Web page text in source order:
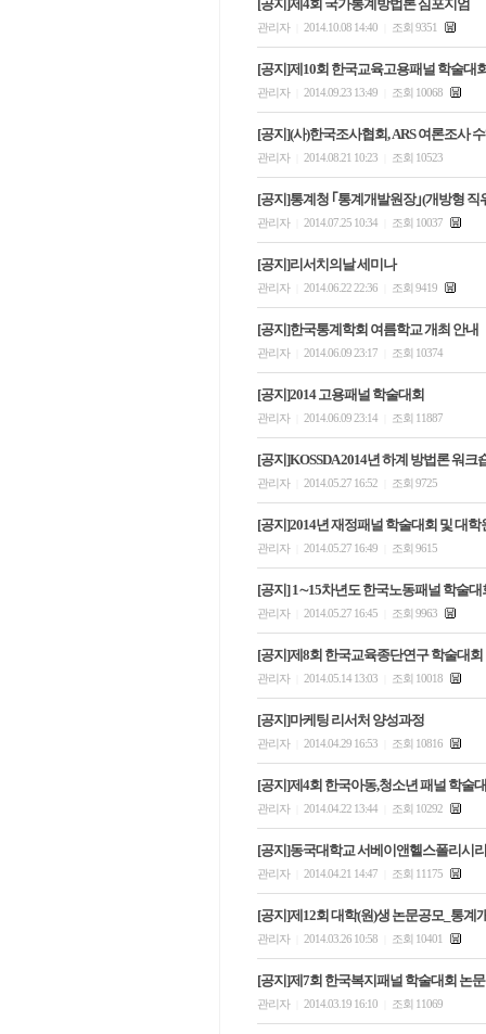
[공지]제4회 국가통계방법론 심포지엄
관리자 2014.10.08 14:40 조회 9351
[공지]제10회 한국교육고용패널 학술대
관리자 2014.09.23 13:49 조회 10068
[공지](사)한국조사협회, ARS 여론조사
관리자 2014.08.21 10:23 조회 10523
[공지]통계청 ｢통계개발원장｣(개방형 직
관리자 2014.07.25 10:34 조회 10037
[공지]리서치의날 세미나
관리자 2014.06.22 22:36 조회 9419
[공지]한국통계학회 여름학교 개최 안내
관리자 2014.06.09 23:17 조회 10374
[공지]2014 고용패널 학술대회
관리자 2014.06.09 23:14 조회 11887
[공지]KOSSDA 2014년 하계 방법론 워크
관리자 2014.05.27 16:52 조회 9725
[공지]2014년 재정패널 학술대회 및 대
관리자 2014.05.27 16:49 조회 9615
[공지] 1∼15차년도 한국노동패널 학술대
관리자 2014.05.27 16:45 조회 9963
[공지]제8회 한국교육종단연구 학술대
관리자 2014.05.14 13:03 조회 10018
[공지]마케팅 리서처 양성과정
관리자 2014.04.29 16:53 조회 10816
[공지]제4회 한국아동,청소년 패널 학술
관리자 2014.04.22 13:44 조회 10292
[공지]동국대학교 서베이앤헬스폴리시
관리자 2014.04.21 14:47 조회 11175
[공지]제12회 대학(원)생 논문공모_통계
관리자 2014.03.26 10:58 조회 10401
[공지]제7회 한국복지패널 학술대회 논
관리자 2014.03.19 16:10 조회 11069